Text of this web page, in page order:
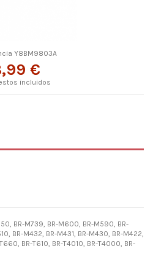
Y8BM9803A
€
incluidos
BR-M739, BR-M600, BR-M590, BR-
BR-M432, BR-M431, BR-M430, BR-M422,
BR-T610, BR-T4010, BR-T4000, BR-